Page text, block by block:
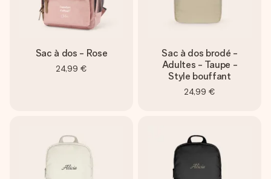
Sac à dos - Rose
24,99 €
Sac à dos brodé -
Adultes - Taupe -
Style bouffant
24,99 €